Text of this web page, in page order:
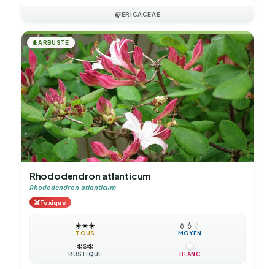
🍃ERICACEAE
🌲ARBUSTE
Rhododendron atlanticum
Rhododendron atlanticum
☠️Toxique
☀️☀️☀️
TOUS
💧 💧 💧
MOYEN
❄️❄️❄️
RUSTIQUE BLANC